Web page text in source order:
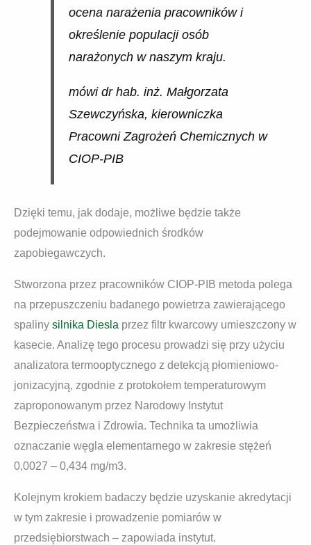
ocena narażenia pracowników i
określenie populacji osób
narażonych w naszym kraju.
mówi dr hab. inż. Małgorzata
Szewczyńska, kierowniczka
Pracowni Zagrożeń Chemicznych w
CIOP-PIB
Dzięki temu, jak dodaje, możliwe będzie także
podejmowanie odpowiednich środków
zapobiegawczych.
Stworzona przez pracowników CIOP-PIB metoda polega
na przepuszczeniu badanego powietrza zawierającego
spaliny silnika Diesla przez filtr kwarcowy umieszczony w
kasecie. Analizę tego procesu prowadzi się przy użyciu
analizatora termooptycznego z detekcją płomieniowo-
jonizacyjną, zgodnie z protokołem temperaturowym
zaproponowanym przez Narodowy Instytut
Bezpieczeństwa i Zdrowia. Technika ta umożliwia
oznaczanie węgla elementarnego w zakresie stężeń
0,0027 – 0,434 mg/m3.
Kolejnym krokiem badaczy będzie uzyskanie akredytacji
w tym zakresie i prowadzenie pomiarów w
przedsiębiorstwach – zapowiada instytut.